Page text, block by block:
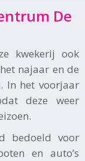
De
kwekerij ook
najaar en de
In het voorjaar
deze weer
bedoeld voor
en auto’s